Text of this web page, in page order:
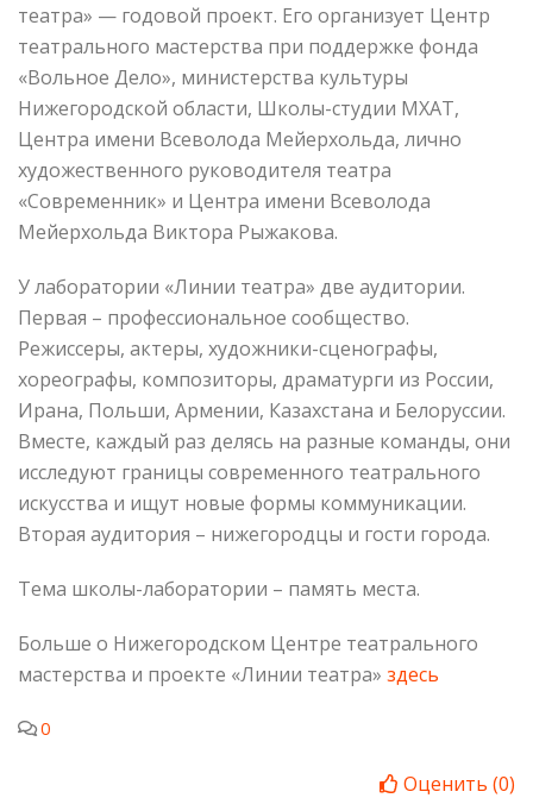
театра» — годовой проект. Его организует Центр
театрального мастерства при поддержке фонда
«Вольное Дело», министерства культуры
Нижегородской области, Школы-студии МХАТ,
Центра имени Всеволода Мейерхольда, лично
художественного руководителя театра
«Современник» и Центра имени Всеволода
Мейерхольда Виктора Рыжакова.
У лаборатории «Линии театра» две аудитории.
Первая – профессиональное сообщество.
Режиссеры, актеры, художники-сценографы,
хореографы, композиторы, драматурги из России,
Ирана, Польши, Армении, Казахстана и Белоруссии.
Вместе, каждый раз делясь на разные команды, они
исследуют границы современного театрального
искусства и ищут новые формы коммуникации.
Вторая аудитория – нижегородцы и гости города.
Тема школы-лаборатории – память места.
Больше о Нижегородском Центре театрального
мастерства и проекте «Линии театра» здесь
0
Оценить (0)